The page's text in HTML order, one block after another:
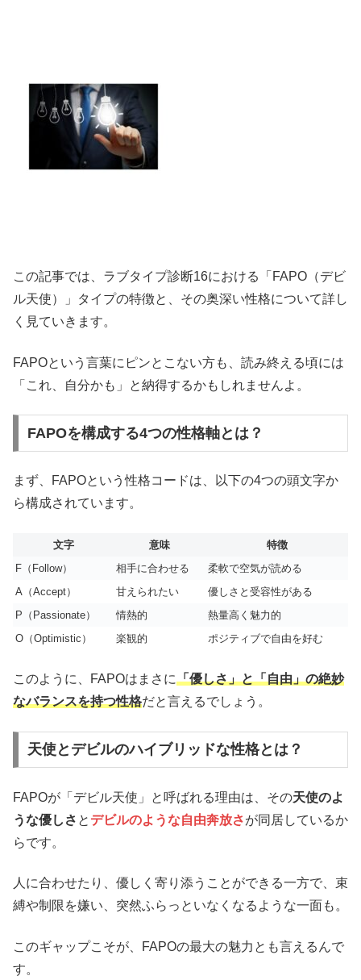
この記事では、ラブタイプ診断16における「FAPO（デビ
ル天使）」タイプの特徴と、その奥深い性格について詳し
く見ていきます。
FAPOという言葉にピンとこない方も、読み終える頃には
「これ、自分かも」と納得するかもしれませんよ。
FAPOを構成する4つの性格軸とは？
まず、FAPOという性格コードは、以下の4つの頭文字か
ら構成されています。
文字 意味
特徴
F（Follow）
相手に合わせる
柔軟で空気が読める
A（Accept）
甘えられたい
優しさと受容性がある
P（Passionate）
情熱的
熱量高く魅力的
O（Optimistic）
楽観的 ポジティブで自由を好む
このように、FAPOはまさに「優しさ」と「自由」の絶妙
なバランスを持つ性格だと言えるでしょう。
天使とデビルのハイブリッドな性格とは？
FAPOが「デビル天使」と呼ばれる理由は、その天使のよ
うな優しさ と デビルのような自由奔放さが同居しているか
らです。
人に合わせたり、優しく寄り添うことができる一方で、束
縛や制限を嫌い、突然ふらっといなくなるような一面も。
このギャップこそが、FAPOの最大の魅力とも言えるんで
す。